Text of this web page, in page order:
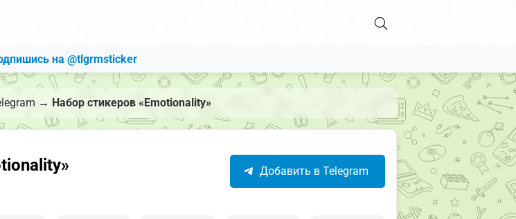
на @tlgrmsticker
→ Набор стикеров «Emotionality»
Добавить в Telegram